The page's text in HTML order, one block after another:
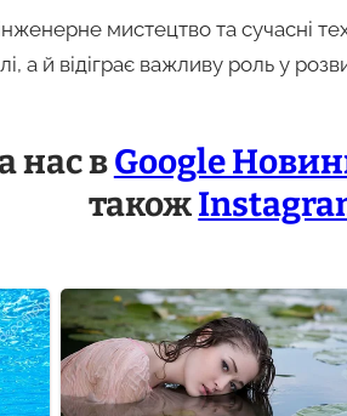
мистецтво та сучасні
а й відіграє важливу роль у
нас вGoogle
також